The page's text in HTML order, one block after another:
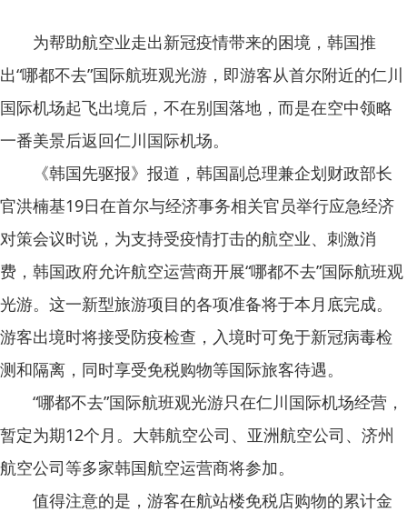
为帮助航空业走出新冠疫情带来的困境，韩国推
出“哪都不去”国际航班观光游，即游客从首尔附近的仁川
国际机场起飞出境后，不在别国落地，而是在空中领略
一番美景后返回仁川国际机场。
《韩国先驱报》报道，韩国副总理兼企划财政部长
官洪楠基19日在首尔与经济事务相关官员举行应急经济
对策会议时说，为支持受疫情打击的航空业、刺激消
费，韩国政府允许航空运营商开展“哪都不去”国际航班观
光游。这一新型旅游项目的各项准备将于本月底完成。
游客出境时将接受防疫检查，入境时可免于新冠病毒检
测和隔离，同时享受免税购物等国际旅客待遇。
“哪都不去”国际航班观光游只在仁川国际机场经营，
暂定为期12个月。大韩航空公司、亚洲航空公司、济州
航空公司等多家韩国航空运营商将参加。
值得注意的是，游客在航站楼免税店购物的累计金